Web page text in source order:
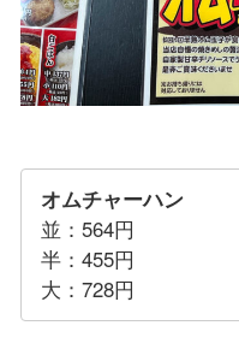
オムチャーハン
並：564円
半：455円
大：728円